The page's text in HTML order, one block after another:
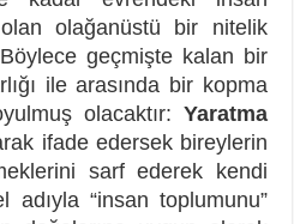
olan olağanüstü bir nitelik
geçmişte kalan bir
ile arasında bir kopma
olacaktır: Yaratma
ifade edersek bireylerin
sarf ederek kendi
adıyla “insan toplumunu”